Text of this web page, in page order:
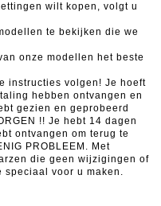
wilt kopen, volgt u
te bekijken die we
onze modellen het beste
instructies volgen! Je hoeft
hebben ontvangen en
gezien en geprobeerd
!! Je hebt 14 dagen
ontvangen om terug te
PROBLEEM. Met
die geen wijzigingen of
speciaal voor u maken.